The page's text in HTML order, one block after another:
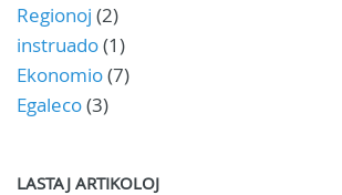
Regionoj (2)
instruado(1)
Ekonomio(7)
Egaleco(3)
LASTAJ ARTIKOLOJ